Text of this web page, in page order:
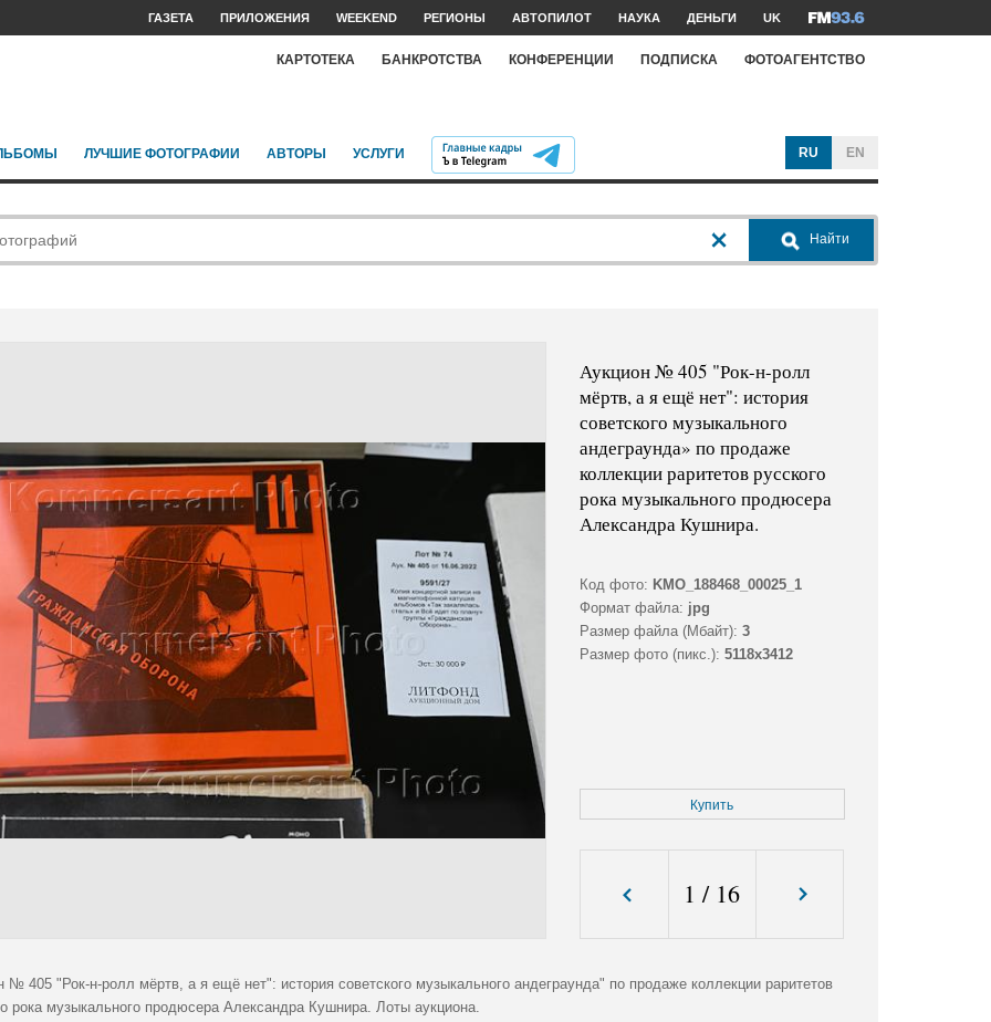
ГАЗЕТА ПРИЛОЖЕНИЯ WEEKEND РЕГИОНЫ АВТОПИЛОТ НАУКА ДЕНЬГИ UK
КАРТОТЕКА БАНКРОТСТВА КОНФЕРЕНЦИИ ПОДПИСКА ФОТОАГЕНТСТВО
ЛУЧШИЕ ФОТОГРАФИИ АВТОРЫ УСЛУГИ RU EN
Найти
Аукцион № 405 "Рок-н-ролл
мёртв, а я ещё нет": история
советского музыкального
андеграунда» по продаже
коллекции раритетов русского
рока музыкального продюсера
Александра Кушнира.
Код фото: KMO_188468_00025_1
Формат файла: jpg
Размер файла (Мбайт): 3
Размер фото (пикс.): 5118x3412
Купить
1 / 16
№ 405 "Рок-н-ролл мёртв, а я ещё нет": история советского музыкального андеграунда" по продаже коллекции раритетов
рока музыкального продюсера Александра Кушнира. Лоты аукциона.